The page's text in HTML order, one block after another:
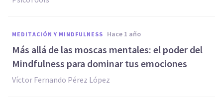
MEDITACIÓN Y MINDFULNESS hace 1 año
Más allá de las moscas mentales: el poder del
Mindfulness para dominar tus emociones
Víctor Fernando Pérez López